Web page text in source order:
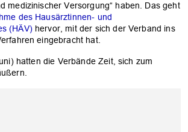
medizinischer Versorgung“ haben. Das geht
des Hausärztinnen- und
(HÄV)hervor, mit der sich der Verband ins
eingebracht hat.
hatten die Verbände Zeit, sich zum